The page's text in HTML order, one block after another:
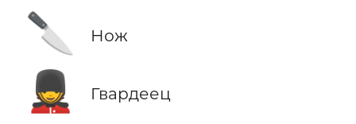
🔪 Нож
💂 Гвардеец